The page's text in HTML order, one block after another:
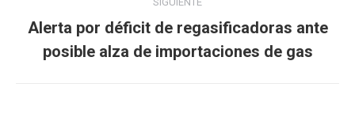
Publicación
siguiente:
Alerta por déficit de regasificadoras ante
posible alza de importaciones de gas